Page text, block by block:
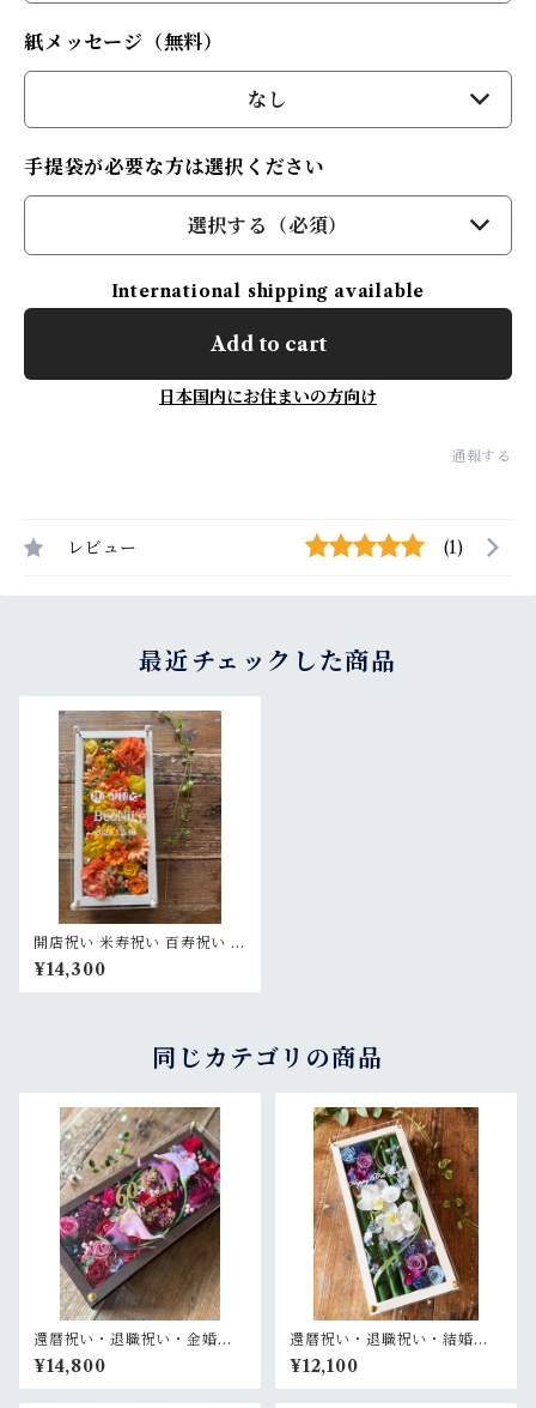
紙メッセージ（無料）
なし
手提袋が必要な方は選択ください
選択する（必須）
International shipping available
Add to cart
日本国内にお住まいの方向け
通報する
レビュー (1)
最近チェックした商品
開店祝い 米寿祝い 百寿祝い 周
年祝い【名入れ】プリザーブ
ドフラワーアレンジ ウッドフ
レーム ロング木枠〈イエロー
¥14,300
同じカテゴリの商品
還暦祝い・退職祝い・金婚式
祝い・周年祝い【名入れ ゴー
ルド文字】プリザーブドフラ
ワーアレンジ ウッドフレーム
¥14,800
還暦祝い・退職祝い・結婚式
両親贈呈品【名入れ】プリザ
ーブドフラワーアレンジ 和風
白木枠ロング〈竹 青紫 〉名入
¥12,100